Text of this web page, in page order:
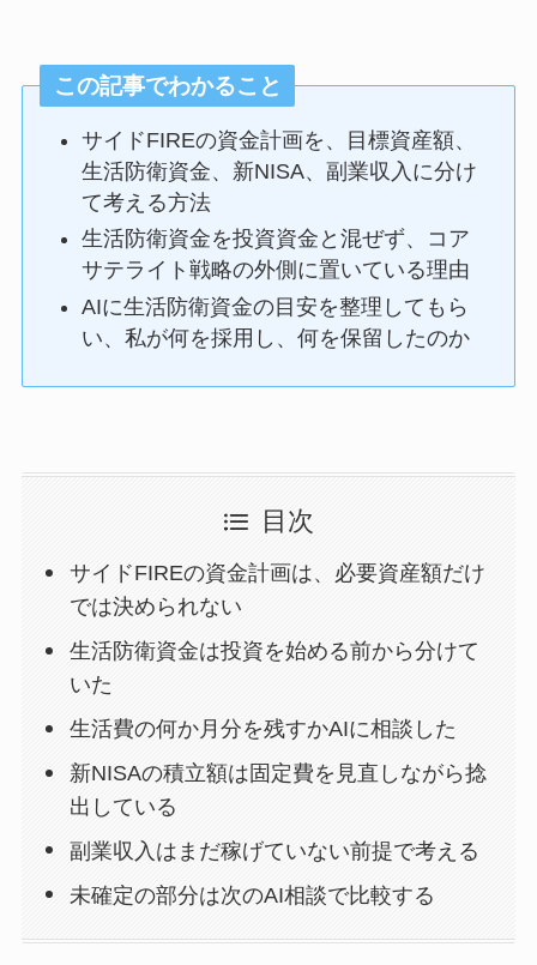
この記事でわかること
サイドFIREの資金計画を、目標資産額、
生活防衛資金、新NISA、副業収入に分け
て考える方法
生活防衛資金を投資資金と混ぜず、コア
サテライト戦略の外側に置いている理由
AIに生活防衛資金の目安を整理してもら
い、私が何を採用し、何を保留したのか
目次
サイドFIREの資金計画は、必要資産額だけ
では決められない
生活防衛資金は投資を始める前から分けて
いた
生活費の何か月分を残すかAIに相談した
新NISAの積立額は固定費を見直しながら捻
出している
副業収入はまだ稼げていない前提で考える
未確定の部分は次のAI相談で比較する